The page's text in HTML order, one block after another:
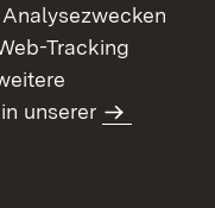
Tracking
unserer